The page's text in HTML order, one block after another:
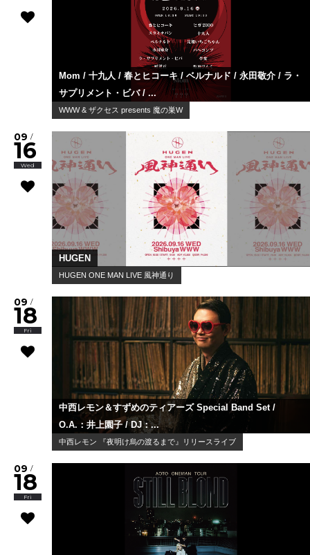
Mom / 十九人 / 春とヒコーキ / ベルナルド / 永田敬介 / ラ・
サプリメント・ビバ / ...
WWW & ザクセス presents 魔の巣W
09 /
16
Wed
HUGEN
HUGEN ONE MAN LIVE 風神通り
09 /
18
Fri
中西レモン＆すずめのティアーズ Special Band Set /
O.A.：井上園子 / DJ：...
中西レモン 『夜明け烏の渡るまで』リリースライブ
09 /
18
Fri